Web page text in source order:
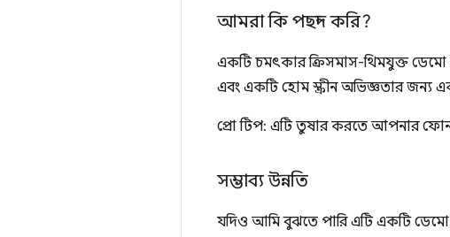
আমরা কি পছন্দ করি?
একটি চমৎকার ক্রিসমাস-থিমযুক্ত
এবং একটি হোম স্ক্রীন অভিজ্ঞতার জন্য
প্রো টিপ: এটি তুষার করতে আপনার
সম্ভাব্য উন্নতি
যদিও আমি বুঝতে পারি এটি একটি ডেমো,